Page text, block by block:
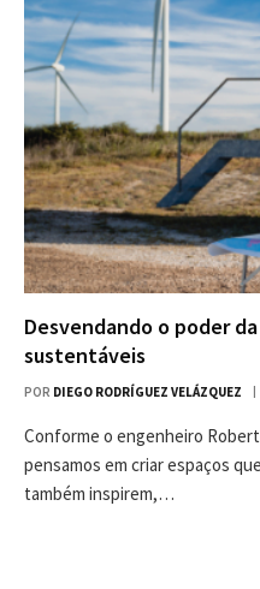
Desvendando o poder
sustentáveis
POR DIEGO RODRÍGUEZ VELÁZQUEZ
Conforme o engenheiro
pensamos em criar espaços
também inspirem,…